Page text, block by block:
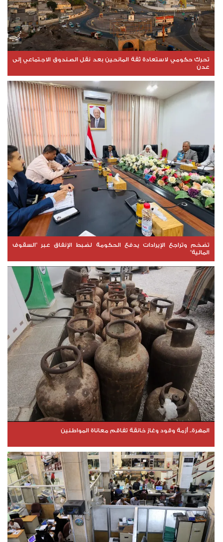
تحرك حكومي لاستعادة ثقة المانحين بعد نقل الصندوق الاجتماعي إلى
عدن
تضخم وتراجع الإيرادات يدفع الحكومة لضبط الإنفاق عبر "السقوف
المالية"
المهرة.. أزمة وقود وغاز خانقة تفاقم معاناة المواطنين